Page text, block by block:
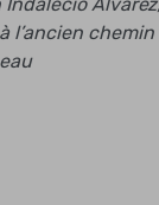
l’ancien